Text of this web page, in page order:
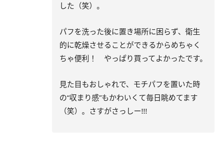
した（笑）。
パフを洗った後に置き場所に困らず、衛生
的に乾燥させることができるからめちゃく
ちゃ便利！ やっぱり買ってよかったです。
見た目もおしゃれで、モチパフを置いた時
の“収まり感”もかわいくて毎日眺めてます
（笑）。さすがさっしー!!!